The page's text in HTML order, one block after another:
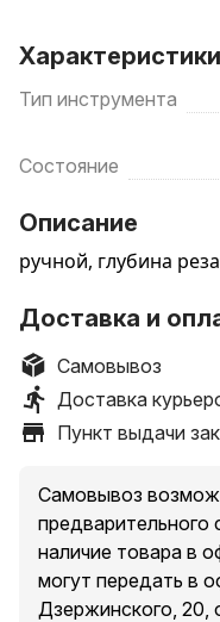
Характеристики
Тип инструмента
Состояние
Описание
ручной, глубина
Доставка и
Самовывоз
Доставка
Пункт выдачи
Самовывоз
предварительного
наличие товара в
могут передать в
Дзержинского, 20,